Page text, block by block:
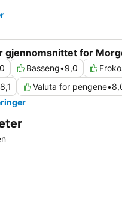
gjennomsnittet for
Basseng•9,0
8,1 Valuta for pengene•